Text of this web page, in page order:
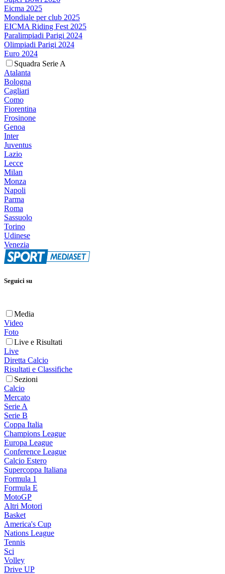
Eicma 2025
Mondiale per club 2025
EICMA Riding Fest 2025
Paralimpiadi Parigi 2024
Olimpiadi Parigi 2024
Euro 2024
Squadra Serie A
Atalanta
Bologna
Cagliari
Como
Fiorentina
Frosinone
Genoa
Inter
Juventus
Lazio
Lecce
Milan
Monza
Napoli
Parma
Roma
Sassuolo
Torino
Udinese
Venezia
Seguici su
Media
Video
Foto
Live e Risultati
Live
Diretta Calcio
Risultati e Classifiche
Sezioni
Calcio
Mercato
Serie A
Serie B
Coppa Italia
Champions League
Europa League
Conference League
Calcio Estero
Supercoppa Italiana
Formula 1
Formula E
MotoGP
Altri Motori
Basket
America's Cup
Nations League
Tennis
Sci
Volley
Drive UP